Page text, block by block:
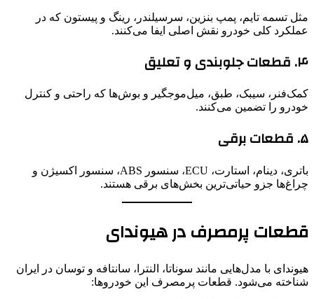
مثل تسمه تایم، پمپ بنزین، سرسیلندر، رینگ و پیستون که در
عملکرد کلی خودرو نقش اصلی ایفا می‌کنند.
۴. قطعات جلوبندی و تعلیق
کمک‌فنر، سیبک، طبق، میل‌موجگیر و بوش‌ها که راحتی و کنترل
خودرو را تضمین می‌کنند.
۵. قطعات برقی
باتری، دینام، استارت، ECU، سنسور ABS، سنسور اکسیژن و
چراغ‌ها جزو حیاتی‌ترین بخش‌های برقی هستند.
قطعات پرمصرف در هیوندای
هیوندای با مدل‌هایی مانند سوناتا، النترا، سانتافه و توسان در ایران
شناخته می‌شود. قطعات پرمصرف این خودروها: